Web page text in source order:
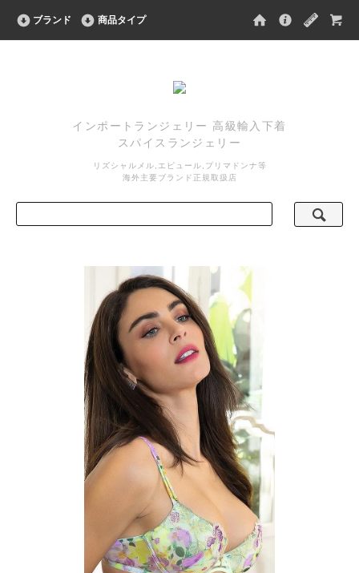
ブランド 商品タイプ
インポートランジェリー 高級輸入下着
スパイスランジェリー
リズシャルメル,エピュール,プリマドンナ等
海外主要ブランド正規取扱店